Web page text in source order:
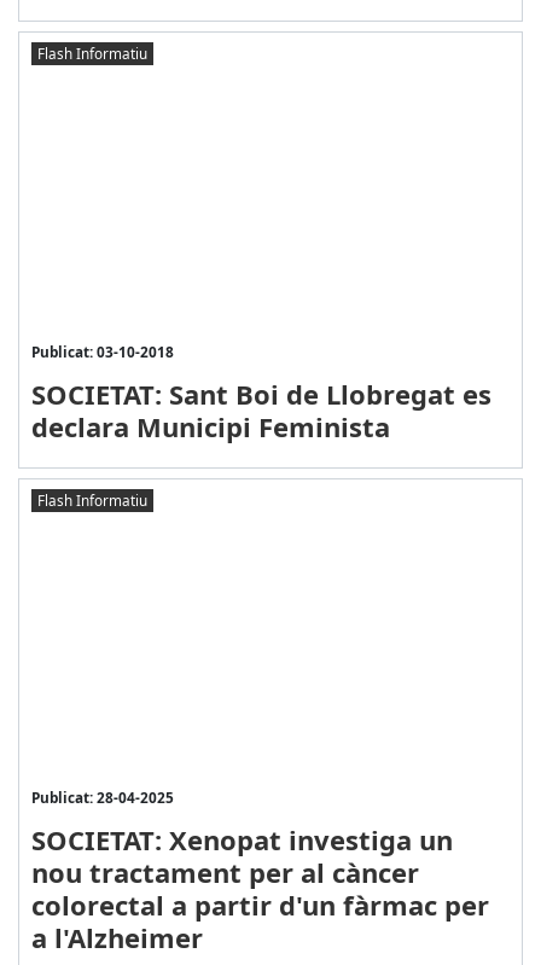
Flash Informatiu
Publicat: 03-10-2018
SOCIETAT: Sant Boi de Llobregat es
declara Municipi Feminista
Flash Informatiu
Publicat: 28-04-2025
SOCIETAT: Xenopat investiga un
nou tractament per al càncer
colorectal a partir d'un fàrmac per
a l'Alzheimer